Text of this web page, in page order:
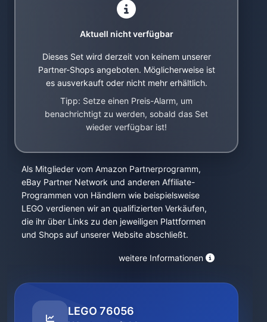
Aktuell nicht verfügbar
Dieses Set wird derzeit von keinem unserer
Partner-Shops angeboten. Möglicherweise ist
es ausverkauft oder nicht mehr erhältlich.
Tipp: Setze einen Preis-Alarm, um
benachrichtigt zu werden, sobald das Set
wieder verfügbar ist!
Als Mitglieder vom Amazon Partnerprogramm,
eBay Partner Network und anderen Affiliate-
Programmen von Händlern wie beispielsweise
LEGO verdienen wir an qualifizierten Verkäufen,
die ihr über Links zu den jeweiligen Plattformen
und Shops auf unserer Website abschließt.
weitere Informationen
LEGO 76056